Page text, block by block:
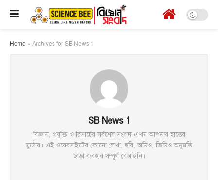
Home » Archives for SB News 1
SB News 1
বিজ্ঞান, প্রযুক্তি ও রিসার্চের সর্বশেষ সংবাদ এখন আপনার হাতের
মুঠোয়। এই ওয়েবসাইটের কোনো লেখা, ছবি, অডিও, ভিডিও অনুমতি
ছাড়া ব্যবহার সম্পূর্ণ বেআইনি।